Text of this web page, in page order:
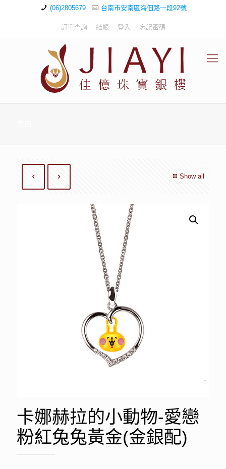
(06)2805679 台南市安南區海佃路一段92號
訂單查詢 結帳 登入 忘記密碼
Show all
卡娜赫拉的小動物-愛戀
粉紅兔兔黃金(金銀配)